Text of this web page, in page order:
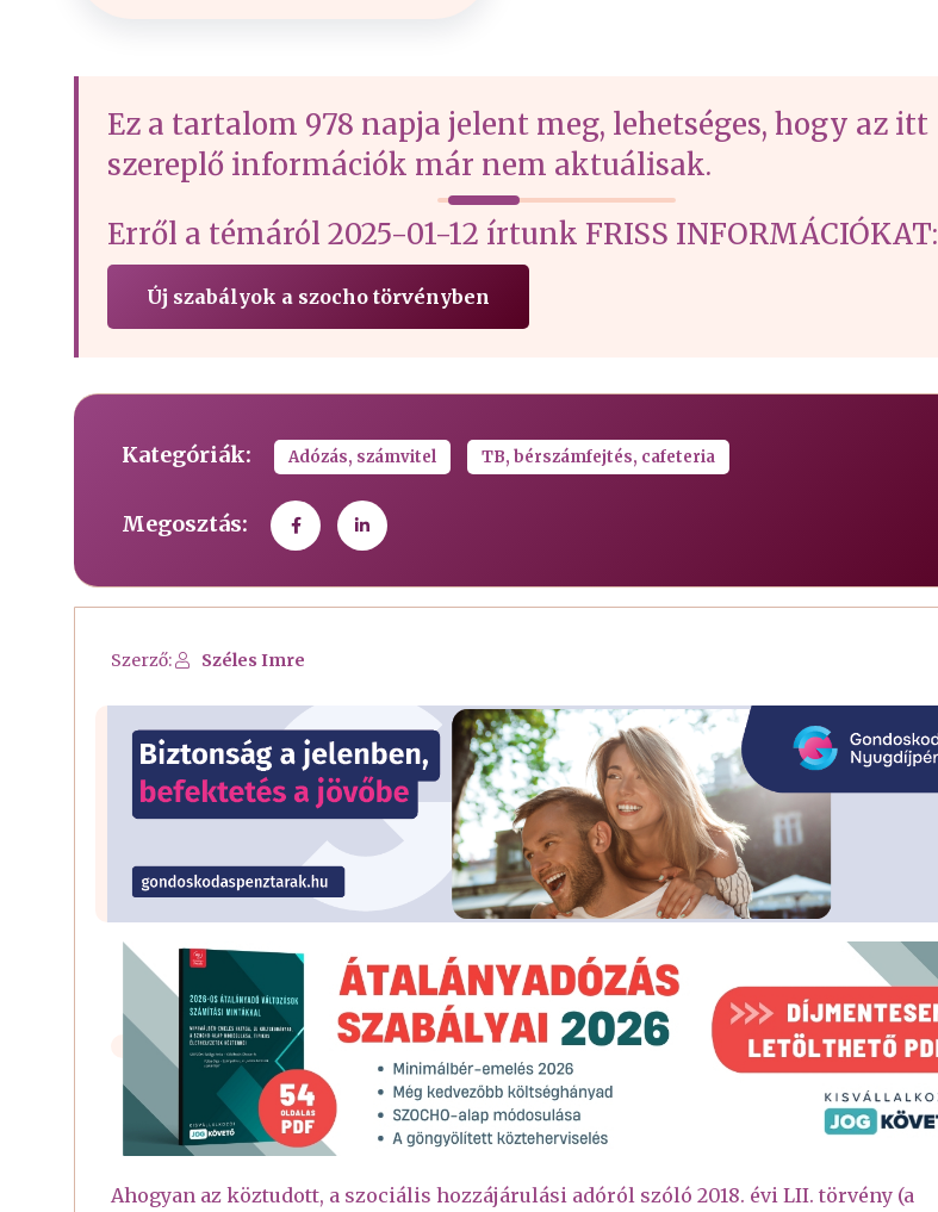
Ez a tartalom 978 napja jelent meg, lehetséges, hogy az itt
szereplő információk már nem aktuálisak.
Erről a témáról 2025-01-12 írtunk FRISS INFORMÁCIÓKAT:
Új szabályok a szocho törvényben
Kategóriák: Adózás, számvitel TB, bérszámfejtés, cafeteria
Megosztás:
Szerző: Széles Imre
Ahogyan az köztudott, a szociális hozzájárulási adóról szóló 2018. évi LII. törvény (a